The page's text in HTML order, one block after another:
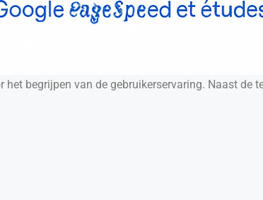
begrijpen van de gebruikerservaring. Naast de